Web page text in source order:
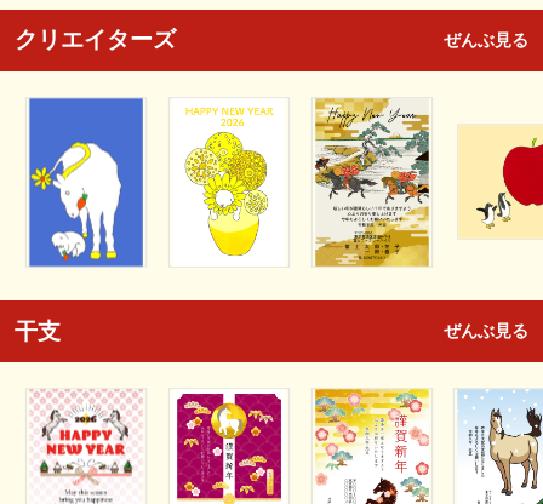
クリエイターズ ぜんぶ見る
干支 ぜんぶ見る